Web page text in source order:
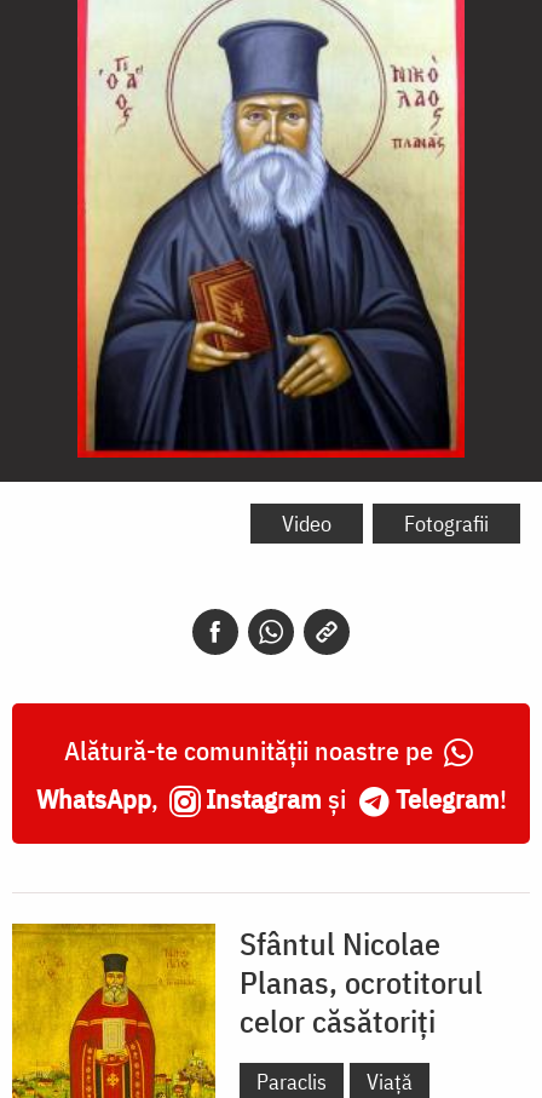
Sfântul
Video Fotografii
Alătură-te comunității noastre pe
WhatsApp, Instagram și Telegram!
Sfântul Nicolae
Planas, ocrotitorul
celor căsătoriți
Paraclis
Viață